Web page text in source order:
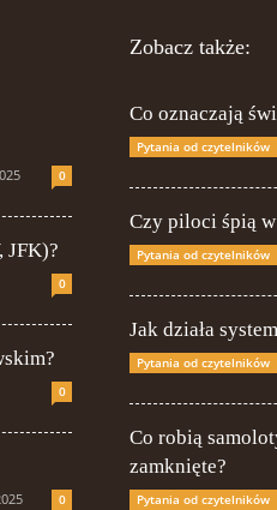
0
JFK)?
0
0
0
Zobacz także:
Co oznaczają
Pytania od czytelników
Czy piloci śpią
Pytania od czytelników
Jak działa
Pytania od czytelników
Co robią
zamknięte?
Pytania od czytelników